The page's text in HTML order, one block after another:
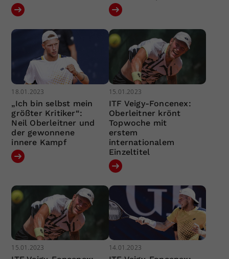
18.01.2023
„Ich bin selbst mein
größter Kritiker“:
Neil Oberleitner und
der gewonnene
innere Kampf
15.01.2023
ITF Veigy-Foncenex:
Oberleitner krönt
Topwoche mit
erstem
internationalem
Einzeltitel
15.01.2023 14.01.2023